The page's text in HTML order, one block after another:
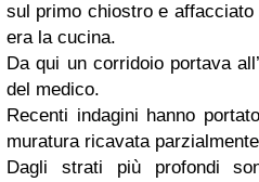
sul primo chiostro e
era la cucina.
Da qui un corridoio portava
del medico.
Recenti indagini hanno
muratura ricavata
Dagli strati più profondi